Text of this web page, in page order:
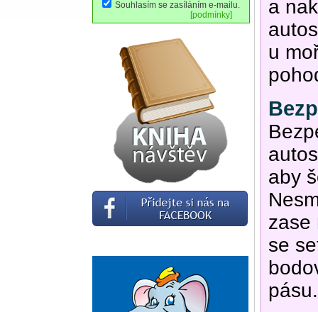
Souhlasím se zasíláním e-mailu.
[podmínky]
a
u
aby
zase
se
pásu.